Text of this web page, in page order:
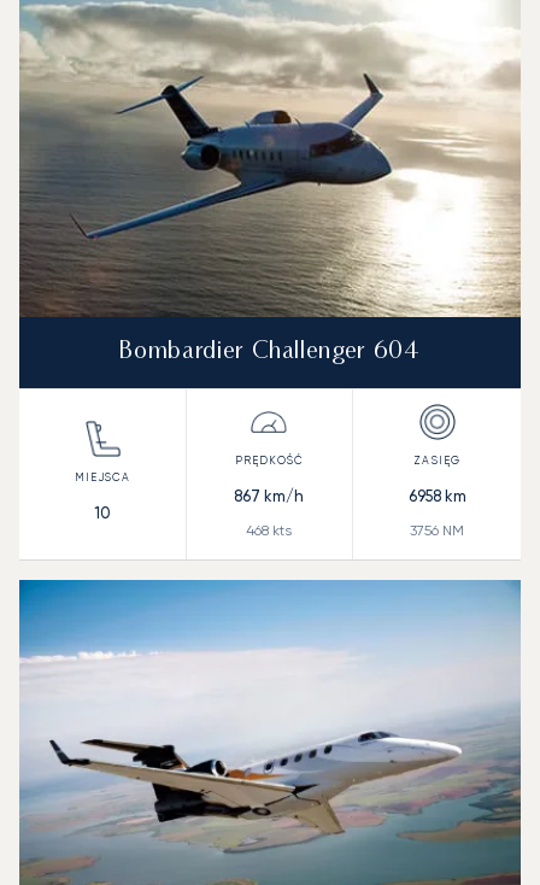
Bombardier Challenger 604
10
867 km/h
468 kts
6958km
3756 NM